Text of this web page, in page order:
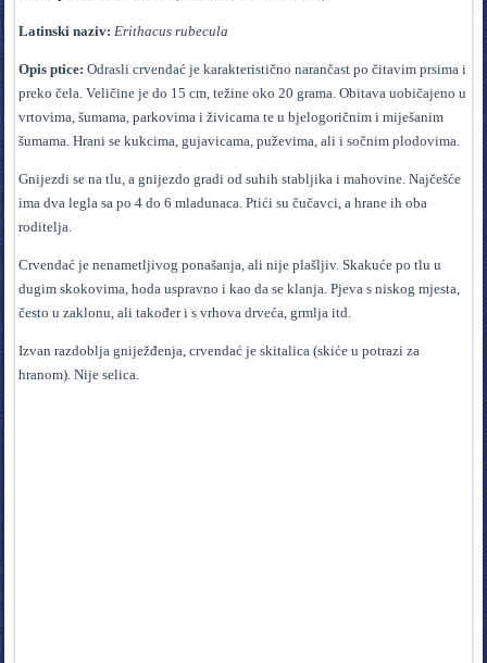
Latinski naziv: Erithacus rubecula
Opis ptice: Odrasli crvendać je karakteristično narančast po čitavim prsima i
preko čela. Veličine je do 15 cm, težine oko 20 grama. Obitava uobičajeno u
vrtovima, šumama, parkovima i živicama te u bjelogoričnim i miješanim
šumama. Hrani se kukcima, gujavicama, puževima, ali i sočnim plodovima.
Gnijezdi se na tlu, a gnijezdo gradi od suhih stabljika i mahovine. Najčešće
ima dva legla sa po 4 do 6 mladunaca. Ptići su čučavci, a hrane ih oba
roditelja.
Crvendać je nenametljivog ponašanja, ali nije plašljiv. Skakuće po tlu u
dugim skokovima, hoda uspravno i kao da se klanja. Pjeva s niskog mjesta,
često u zaklonu, ali također i s vrhova drveća, grmlja itd.
Izvan razdoblja gniježđenja, crvendać je skitalica (skiće u potrazi za
hranom). Nije selica.